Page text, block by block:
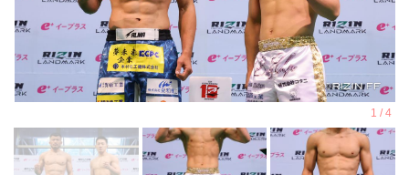
vs. 松嶋こよみの試合は中止となりま
す。
この試合をご期待いただいたファンの
方々には謹ん...